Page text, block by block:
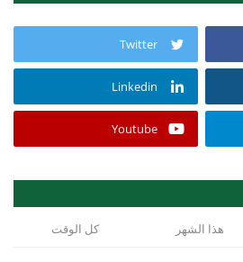
Twitter
Linkedin
Youtube
هذا الشهر كل الوقت